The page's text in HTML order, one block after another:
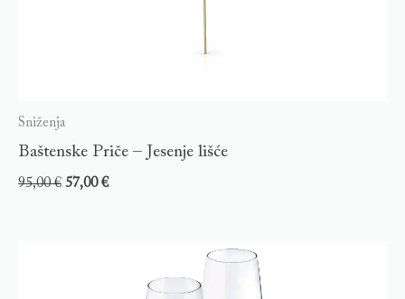
Sniženja
Baštenske Priče – Jesenje lišće
95,00€ 57,00€